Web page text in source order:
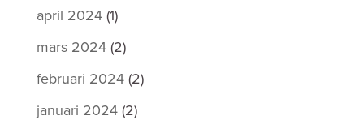
april 2024(1)
mars 2024(2)
februari 2024(2)
januari 2024(2)